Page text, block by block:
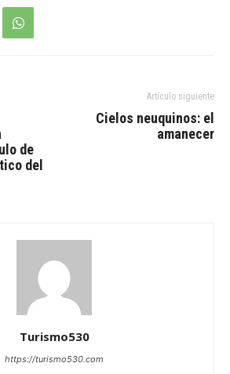
de
del
Artículo siguiente
Cielos neuquinos: el
amanecer
Turismo530
https://turismo530.com